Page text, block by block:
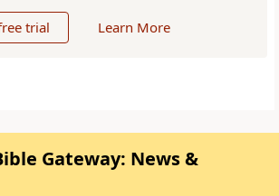
trial Learn More
Gateway: News &